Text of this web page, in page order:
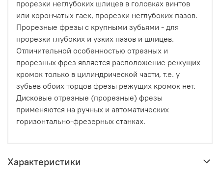
прорезки неглубоких шлицев в головках винтов
или корончатых гаек, прорезки неглубоких пазов.
Прорезные фрезы с крупными зубьями - для
прорезки глубоких и узких пазов и шлицев.
Отличительной особенностью отрезных и
прорезных фрез является расположение режущих
кромок только в цилиндрической части, т.е. у
зубьев обоих торцов фрезы режущих кромок нет.
Дисковые отрезные (прорезные) фрезы
применяются на ручных и автоматических
горизонтально-фрезерных станках.
Характеристики